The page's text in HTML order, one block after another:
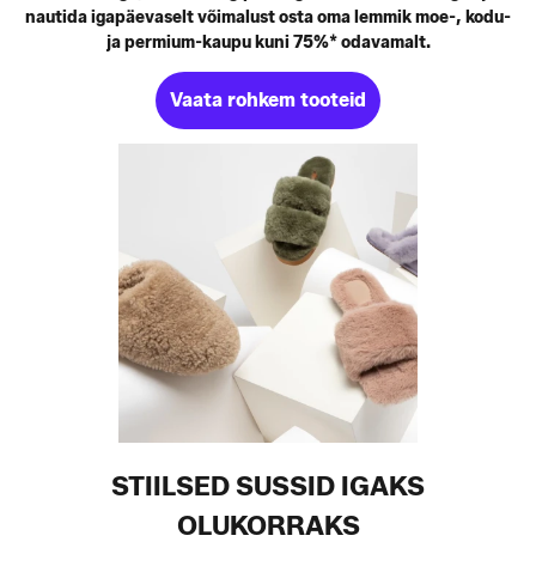
nautida igapäevaselt võimalust osta oma lemmik moe-, kodu-
ja permium-kaupu kuni 75%* odavamalt.
Vaata rohkem tooteid
STIILSED SUSSID IGAKS
OLUKORRAKS